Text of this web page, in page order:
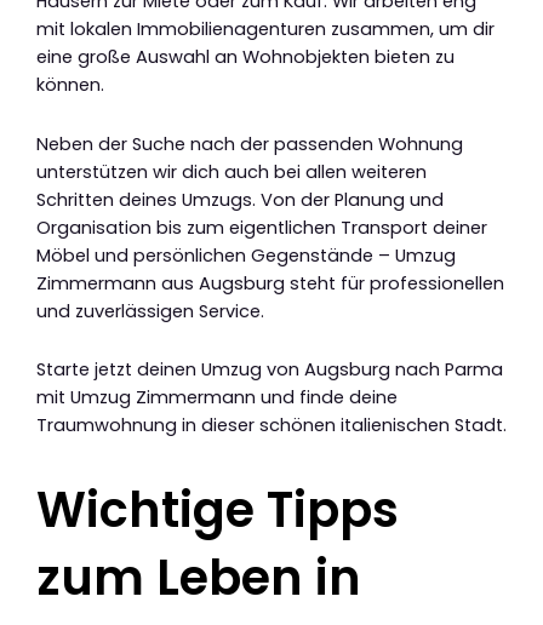
mit lokalen Immobilienagenturen zusammen, um dir
eine große Auswahl an Wohnobjekten bieten zu
können.
Neben der Suche nach der passenden Wohnung
unterstützen wir dich auch bei allen weiteren
Schritten deines Umzugs. Von der Planung und
Organisation bis zum eigentlichen Transport deiner
Möbel und persönlichen Gegenstände – Umzug
Zimmermann aus Augsburg steht für professionellen
und zuverlässigen Service.
Starte jetzt deinen Umzug von Augsburg nach Parma
mit Umzug Zimmermann und finde deine
Traumwohnung in dieser schönen italienischen Stadt.
Wichtige Tipps
zum Leben in